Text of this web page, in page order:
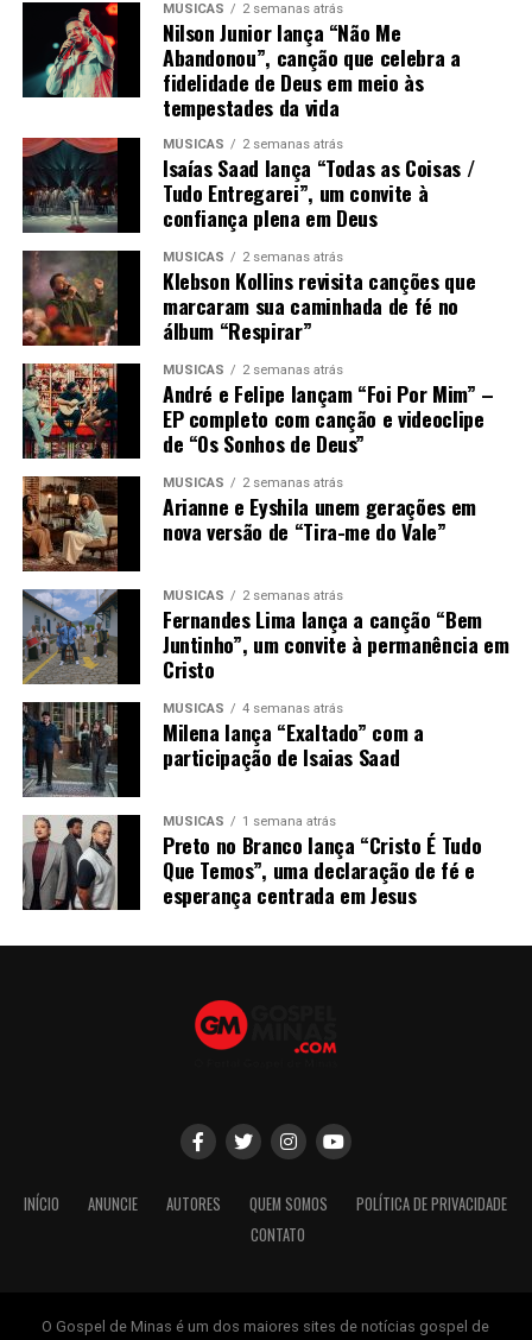
MÚSICAS 2 semanas atrás
Nilson Junior lança “Não Me
Abandonou”, canção que celebra a
fidelidade de Deus em meio às
tempestades da vida
MÚSICAS 2 semanas atrás
Isaías Saad lança “Todas as Coisas /
Tudo Entregarei”, um convite à
confiança plena em Deus
MÚSICAS 2 semanas atrás
Klebson Kollins revisita canções que
marcaram sua caminhada de fé no
álbum “Respirar”
MÚSICAS 2 semanas atrás
André e Felipe lançam “Foi Por Mim” –
EP completo com canção e videoclipe
de “Os Sonhos de Deus”
MÚSICAS 2 semanas atrás
Arianne e Eyshila unem gerações em
nova versão de “Tira-me do Vale”
MÚSICAS 2 semanas atrás
Fernandes Lima lança a canção “Bem
Juntinho”, um convite à permanência em
Cristo
MÚSICAS 4 semanas atrás
Milena lança “Exaltado” com a
participação de Isaias Saad
MÚSICAS 1 semana atrás
Preto no Branco lança “Cristo É Tudo
Que Temos”, uma declaração de fé e
esperança centrada em Jesus
INÍCIO ANUNCIE AUTORES QUEM SOMOS
POLÍTICA DE PRIVACIDADE
CONTATO
O Gospel de Minas é um dos maiores sites de notícias gospel de